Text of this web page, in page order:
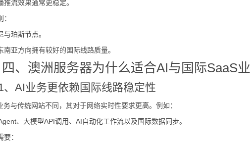
推流效果通常更稳定。
：
与珀斯节点。
南亚方向拥有较好的国际线路质量。
四、澳洲服务器为什么适合AI与国际SaaS
、AI业务更依赖国际线路稳定性
务与传统网站不同，其对于网络实时性要求更高。例如：
、大模型API调用、AI自动化工作流以及国际数据同步。
要：